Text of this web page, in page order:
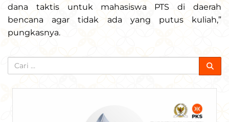
dana taktis untuk mahasiswa PTS di daerah
bencana agar tidak ada yang putus kuliah,”
pungkasnya.